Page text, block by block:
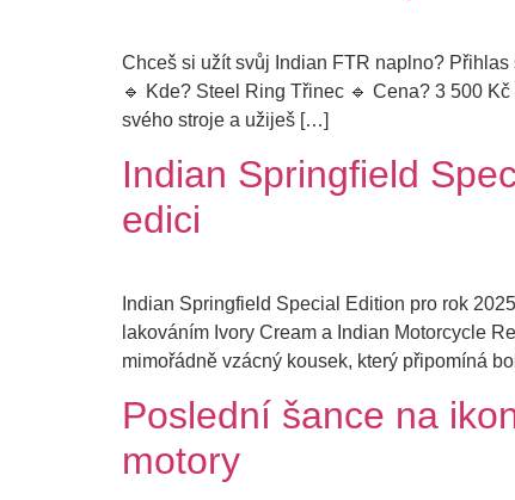
Chceš si užít svůj Indian FTR naplno?
🔹 Kde? Steel Ring Třinec 🔹 Cena? 3 500
svého stroje a užiješ […]
Indian Springfield
edici
Indian Springfield Special Edition pro rok
lakováním Ivory Cream a Indian Motorcycle
mimořádně vzácný kousek, který připomíná
Poslední šance na
motory